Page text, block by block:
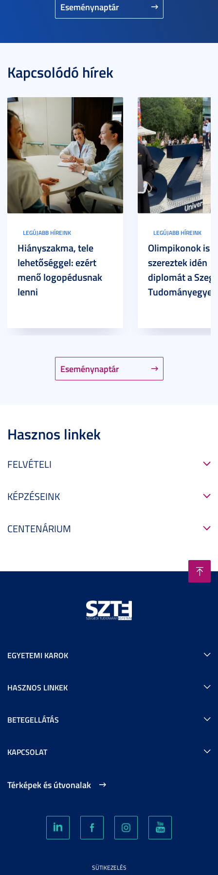
Eseménynaptár
Kapcsolódó hírek
Eseménynaptár
LEGÚJABB HÍREINK
Hiányszakma, tele
lehetőséggel: ezért
menő logopédusnak
lenni
LEGÚJABB HÍREINK
Olimpikonok is
szereztek idén
diplomát a
Hasznos linkek
FELVÉTELI
KÉPZÉSEINK
CENTENÁRIUM
EGYETEMI KAROK
HASZNOS LINKEK
BETEGELLÁTÁS
KAPCSOLAT
Térképek és útvonalak
SÜTIKEZELÉS